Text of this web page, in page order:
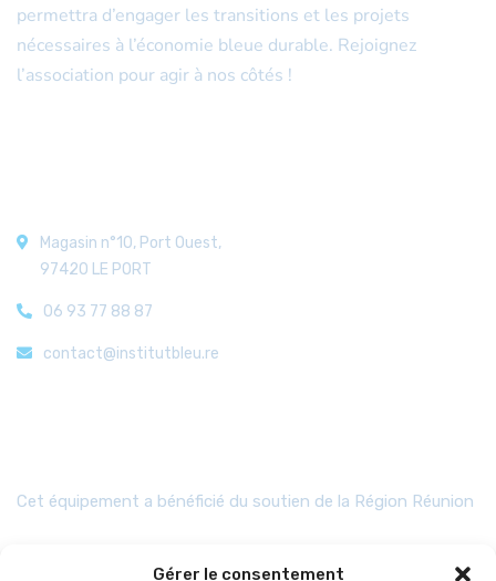
Gérer le consentement
permettra d’engager les transitions et les projets
nécessaires à l’économie bleue durable. Rejoignez
l’association pour agir à nos côtés !
Magasin n°10, Port Ouest,
97420 LE PORT
06 93 77 88 87
contact@institutbleu.re
Cet équipement a bénéficié du soutien de la Région Réunion